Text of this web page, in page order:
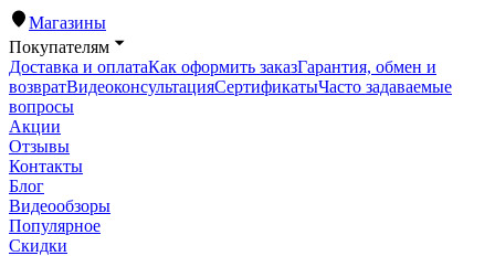
Магазины
Покупателям
Доставка и оплатаКак оформить заказГарантия, обмен и
возвратВидеоконсультацияСертификатыЧасто задаваемые
вопросы
Акции
Отзывы
Контакты
Блог
Видеообзоры
Популярное
Скидки